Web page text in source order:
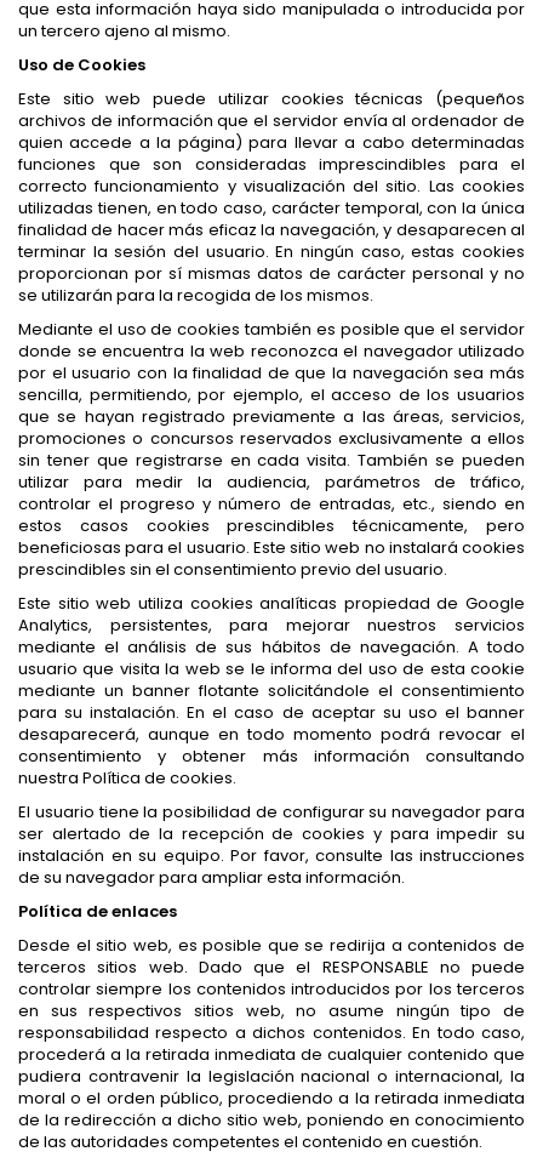
que esta información haya sido manipulada o introducida por
un tercero ajeno al mismo.
Uso de Cookies
Este sitio web puede utilizar cookies técnicas (pequeños
archivos de información que el servidor envía al ordenador de
quien accede a la página) para llevar a cabo determinadas
funciones que son consideradas imprescindibles para el
correcto funcionamiento y visualización del sitio. Las cookies
utilizadas tienen, en todo caso, carácter temporal, con la única
finalidad de hacer más eficaz la navegación, y desaparecen al
terminar la sesión del usuario. En ningún caso, estas cookies
proporcionan por sí mismas datos de carácter personal y no
se utilizarán para la recogida de los mismos.
Mediante el uso de cookies también es posible que el servidor
donde se encuentra la web reconozca el navegador utilizado
por el usuario con la finalidad de que la navegación sea más
sencilla, permitiendo, por ejemplo, el acceso de los usuarios
que se hayan registrado previamente a las áreas, servicios,
promociones o concursos reservados exclusivamente a ellos
sin tener que registrarse en cada visita. También se pueden
utilizar para medir la audiencia, parámetros de tráfico,
controlar el progreso y número de entradas, etc., siendo en
estos casos cookies prescindibles técnicamente, pero
beneficiosas para el usuario. Este sitio web no instalará cookies
prescindibles sin el consentimiento previo del usuario.
Este sitio web utiliza cookies analíticas propiedad de Google
Analytics, persistentes, para mejorar nuestros servicios
mediante el análisis de sus hábitos de navegación. A todo
usuario que visita la web se le informa del uso de esta cookie
mediante un banner flotante solicitándole el consentimiento
para su instalación. En el caso de aceptar su uso el banner
desaparecerá, aunque en todo momento podrá revocar el
consentimiento y obtener más información consultando
nuestra Política de cookies.
El usuario tiene la posibilidad de configurar su navegador para
ser alertado de la recepción de cookies y para impedir su
instalación en su equipo. Por favor, consulte las instrucciones
de su navegador para ampliar esta información.
Política de enlaces
Desde el sitio web, es posible que se redirija a contenidos de
terceros sitios web. Dado que el RESPONSABLE no puede
controlar siempre los contenidos introducidos por los terceros
en sus respectivos sitios web, no asume ningún tipo de
responsabilidad respecto a dichos contenidos. En todo caso,
procederá a la retirada inmediata de cualquier contenido que
pudiera contravenir la legislación nacional o internacional, la
moral o el orden público, procediendo a la retirada inmediata
de la redirección a dicho sitio web, poniendo en conocimiento
de las autoridades competentes el contenido en cuestión.